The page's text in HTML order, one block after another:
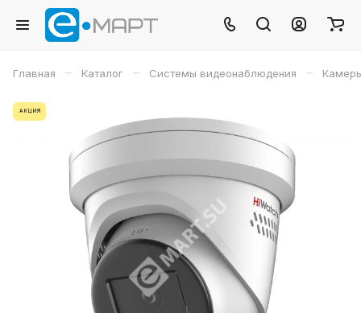
Главная – Каталог – Системы видеонаблюдения –
АКЦИЯ